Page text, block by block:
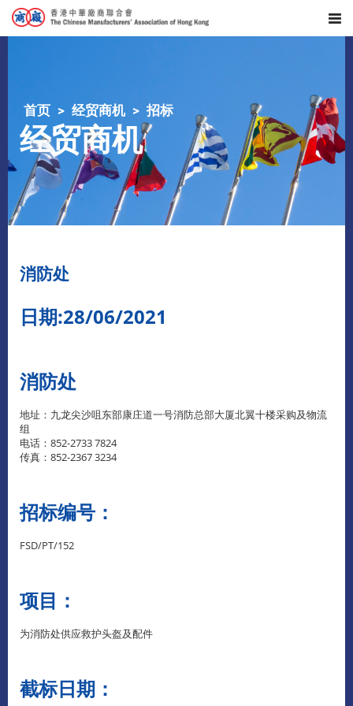
首页 经贸商机 招标
经贸商机
消防处
日期:28/06/2021
消防处
地址：九龙尖沙咀东部康庄道一号消防总部大厦北翼十楼采购及物流
组
电话：852-2733 7824
传真：852-2367 3234
招标编号：
FSD/PT/152
项目：
为消防处供应救护头盔及配件
截标日期：